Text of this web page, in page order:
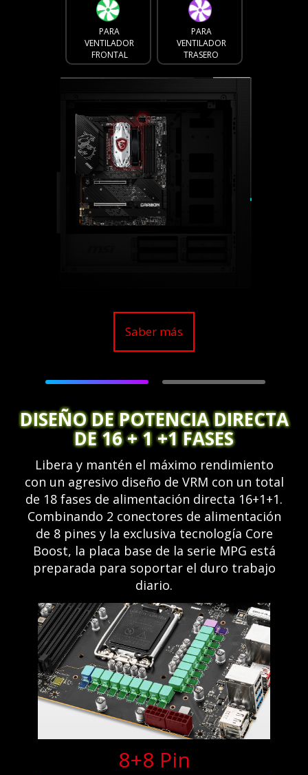
PARA
VENTILADOR
FRONTAL
PARA
VENTILADOR
TRASERO
Saber más
DISEÑO DE POTENCIA DIRECTA
DE 16 + 1 +1 FASES
Libera y mantén el máximo rendimiento
con un agresivo diseño de VRM con un total
de 18 fases de alimentación directa 16+1+1.
Combinando 2 conectores de alimentación
de 8 pines y la exclusiva tecnología Core
Boost, la placa base de la serie MPG está
preparada para soportar el duro trabajo
diario.
8+8 Pin